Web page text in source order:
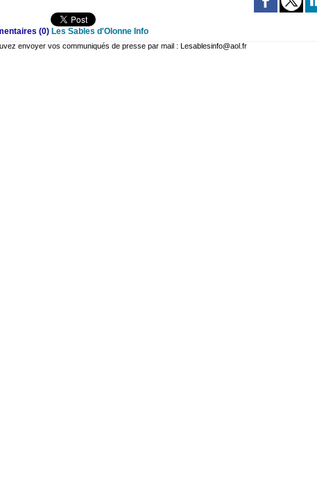
(0) Les Sables d'Olonne Info
envoyer vos communiqués de presse par mail : Lesablesinfo@aol.fr